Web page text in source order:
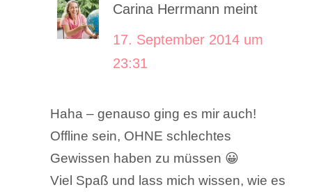
Carina Herrmann meint
17. September 2014 um
23:31
Haha – genauso ging es mir auch!
Offline sein, OHNE schlechtes
Gewissen haben zu müssen 😀
Viel Spaß und lass mich wissen, wie es